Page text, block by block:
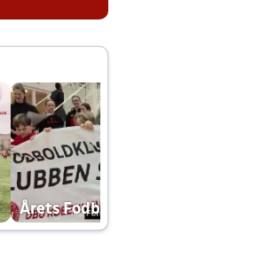
Årets Fodboldklub 2025 mp4